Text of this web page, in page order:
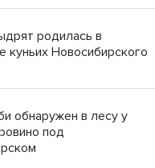
родилась в
куньих Новосибирского
обнаружен в лесу у
под